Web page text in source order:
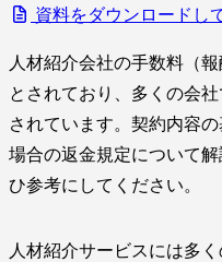
資料をダウンロードし
人材紹介会社の手数料（
とされており、多くの会
されています。契約内容
場合の返金規定について
ひ参考にしてください。
人材紹介サービスには多